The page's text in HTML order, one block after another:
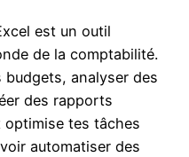
est un outil
de la comptabilité.
budgets, analyser des
des rapports
tes tâches
automatiser des